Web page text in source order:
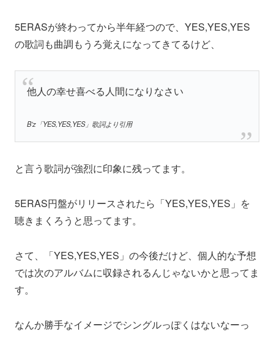
5ERASが終わってから半年経つので、YES,YES,YES
の歌詞も曲調もうろ覚えになってきてるけど、
他人の幸せ喜べる人間になりなさい
B’z「YES,YES,YES」歌詞より引用
と言う歌詞が強烈に印象に残ってます。
5ERAS円盤がリリースされたら「YES,YES,YES」を
聴きまくろうと思ってます。
さて、「YES,YES,YES」の今後だけど、個人的な予想
では次のアルバムに収録されるんじゃないかと思ってま
す。
なんか勝手なイメージでシングルっぽくはないなーっ